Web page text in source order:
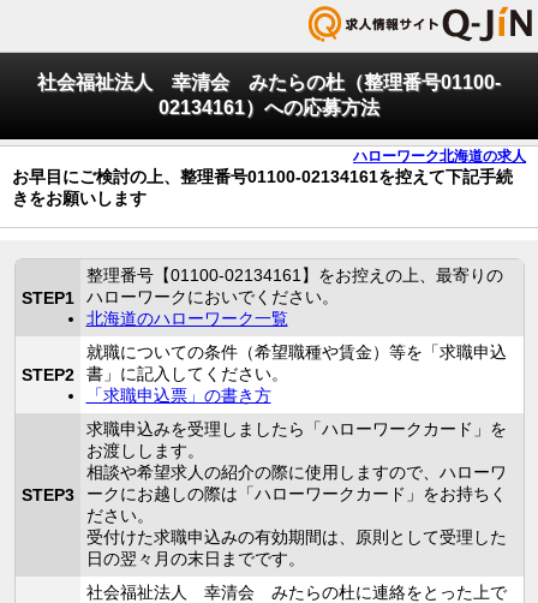
社会福祉法人 幸清会 みたらの杜（整理番号01100-
02134161）への応募方法
ハローワーク北海道の求人
お早目にご検討の上、整理番号01100-02134161を控えて下記手続
きをお願いします
STEP1
整理番号【01100-02134161】をお控えの上、最寄りの
ハローワークにおいでください。
北海道のハローワーク一覧
STEP2
就職についての条件（希望職種や賃金）等を「求職申込
書」に記入してください。
「求職申込票」の書き方
STEP3
求職申込みを受理しましたら「ハローワークカード」を
お渡しします。
相談や希望求人の紹介の際に使用しますので、ハローワ
ークにお越しの際は「ハローワークカード」をお持ちく
ださい。
受付けた求職申込みの有効期間は、原則として受理した
日の翌々月の末日までです。
社会福祉法人 幸清会 みたらの杜に連絡をとった上で